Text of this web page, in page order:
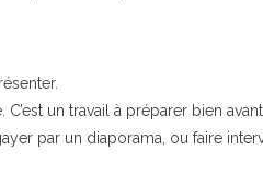
un travail à préparer bien
par un diaporama, ou faire